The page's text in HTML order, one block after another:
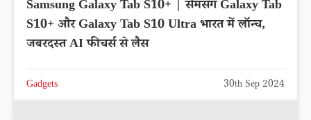
Samsung Galaxy Tab S10+ | सैमसंग Galaxy Tab
S10+ और Galaxy Tab S10 Ultra भारत में लॉन्च,
जबरदस्त AI फीचर्स से लैस
Gadgets 30th Sep 2024